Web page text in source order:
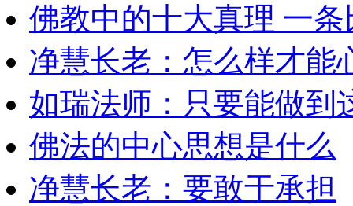
佛教中的十大真理 一
净慧长老：怎么样才能
如瑞法师：只要能做到
佛法的中心思想是什么
净慧长老：要敢于承担